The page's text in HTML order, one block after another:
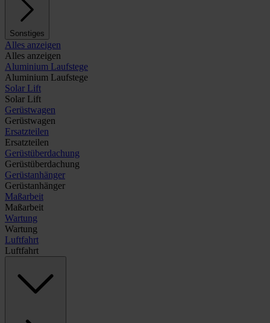
Sonstiges
Alles anzeigen
Alles anzeigen
Aluminium Laufstege
Aluminium Laufstege
Solar Lift
Solar Lift
Gerüstwagen
Gerüstwagen
Ersatzteilen
Ersatzteilen
Gerüstüberdachung
Gerüstüberdachung
Gerüstanhänger
Gerüstanhänger
Maßarbeit
Maßarbeit
Wartung
Wartung
Luftfahrt
Luftfahrt